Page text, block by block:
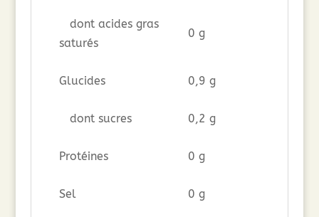
dont acides gras
saturés
0 g
Glucides 0,9 g
dont sucres 0,2 g
Protéines 0 g
Sel 0 g